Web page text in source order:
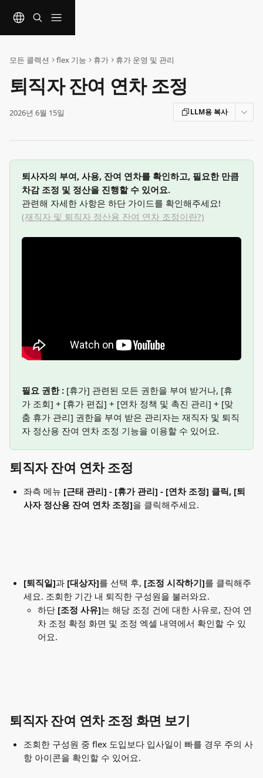
모든 콜렉션 flex 기능 휴가 휴가 운영 및 관리
퇴직자 잔여 연차 조정
2026년 6월 15일 LLM용 복사
퇴사자의 부여, 사용, 잔여 연차를 확인하고, 필요한 만큼
차감 조정 및 정산을 진행할 수 있어요.
​관련해 자세한 사항은 하단 가이드를 확인해주세요!
(재직자 및 퇴직자 정산용 잔여 연차 조정이란?)
필요 권한 : [휴가] 관련된 모든 권한을 부여 받거나, [휴
가 조회] + [휴가 편집] + [연차 정책 및 촉진 관리] + [맞
춤 휴가 관리] 권한을 부여 받은 관리자는 재직자 및 퇴직
자 정산용 잔여 연차 조정 기능을 이용할 수 있어요.
퇴직자 잔여 연차 조정
좌측 메뉴 [근태 관리] - [휴가 관리] - [연차 조정] 클릭, [퇴
사자 정산용 잔여 연차 조정]을 클릭해주세요.
[퇴직일]과 [대상자]를 선택 후, [조정 시작하기]를 클릭해주
세요. 조회한 기간 내 퇴직한 구성원을 불러와요.
하단 [조정 사유]는 해당 조정 건에 대한 사유로, 잔여 연
차 조정 확정 화면 및 조정 엑셀 내역에서 확인할 수 있
어요.
퇴직자 잔여 연차 조정 화면 보기
조회한 구성원 중 flex 도입보다 입사일이 빠를 경우 주의 사
항 아이콘을 확인할 수 있어요.